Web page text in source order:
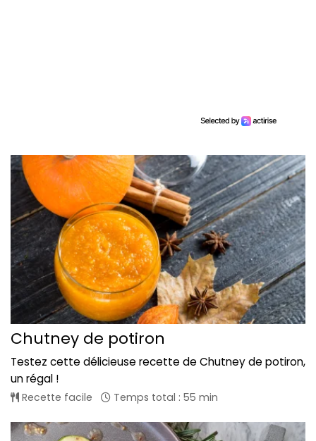
Chutney de potiron
Testez cette délicieuse recette de Chutney de potiron,
un régal !
Recette facile Temps total : 55 min